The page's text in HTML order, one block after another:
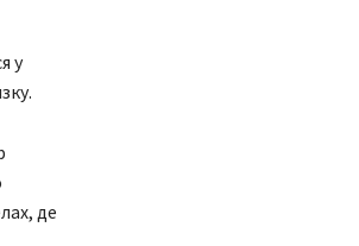
у
де